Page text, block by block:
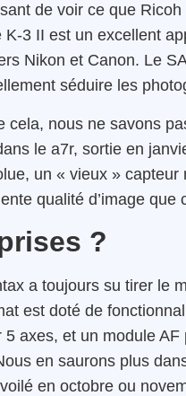
de voir ce que
3 II est un excellent
Nikon et Canon. Le
séduire les
cela, nous ne savons
le a7r, sortie en
un « vieux »
qualité d’image
?
a toujours su tirer le
est doté de
5 axes, et un module
en saurons plus
en octobre ou